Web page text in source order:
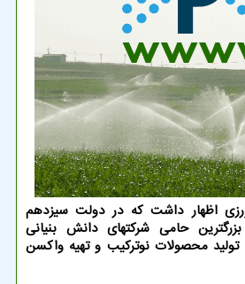
اظهار داشت که در دولت سیزدهم
حامی شرکتهای دانش بنیانی
محصولات نوترکیب و تهیه واکسن